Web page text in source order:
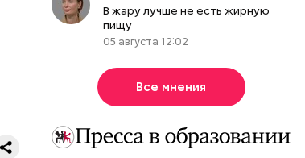
В жару лучше не есть жирную
пищу
05 августа 12:02
Все мнения